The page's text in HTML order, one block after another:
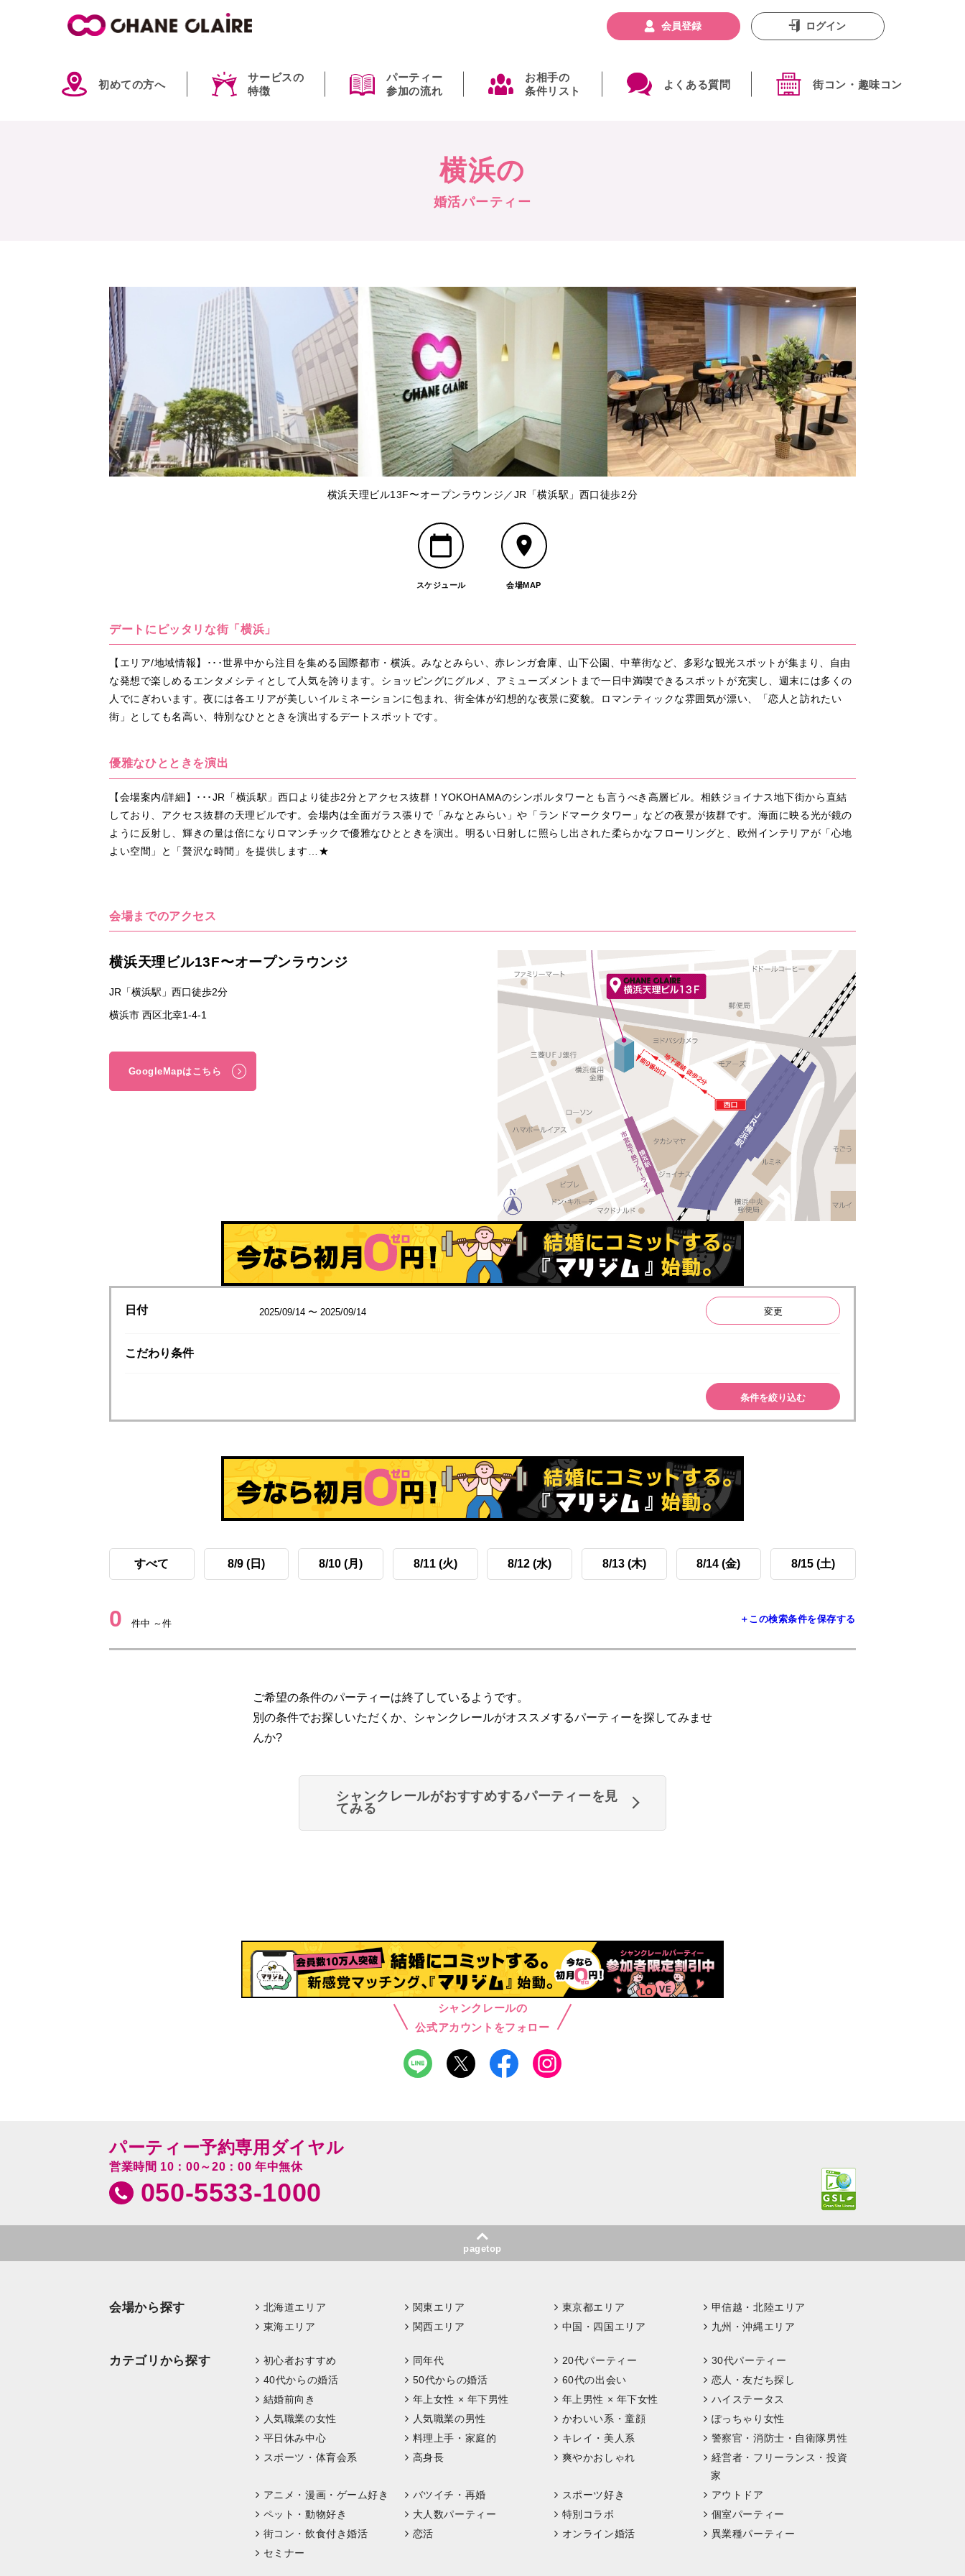
初めての方へ
サービスの
特徴
パーティー
参加の流れ
お相手の
条件リスト
よくある質問 街コン・趣味コン
会員登録 ログイン
横浜の
婚活パーティー
横浜天理ビル13F〜オープンラウンジ／JR「横浜駅」西口徒歩2分
スケジュール 会場MAP
デートにピッタリな街「横浜」
【エリア/地域情報】･･･世界中から注目を集める国際都市・横浜。みなとみらい、赤レンガ倉庫、山下公園、中華街など、多彩な観光スポットが集まり、自由
な発想で楽しめるエンタメシティとして人気を誇ります。ショッピングにグルメ、アミューズメントまで一日中満喫できるスポットが充実し、週末には多くの
人でにぎわいます。夜には各エリアが美しいイルミネーションに包まれ、街全体が幻想的な夜景に変貌。ロマンティックな雰囲気が漂い、「恋人と訪れたい
街」としても名高い、特別なひとときを演出するデートスポットです。
優雅なひとときを演出
【会場案内/詳細】･･･JR「横浜駅」西口より徒歩2分とアクセス抜群！YOKOHAMAのシンボルタワーとも言うべき高層ビル。相鉄ジョイナス地下街から直結
しており、アクセス抜群の天理ビルです。会場内は全面ガラス張りで「みなとみらい」や「ランドマークタワー」などの夜景が抜群です。海面に映る光が鏡の
ように反射し、輝きの量は倍になりロマンチックで優雅なひとときを演出。明るい日射しに照らし出された柔らかなフローリングと、欧州インテリアが「心地
よい空間」と「贅沢な時間」を提供します…★
会場までのアクセス
横浜天理ビル13F〜オープンラウンジ
JR「横浜駅」西口徒歩2分
横浜市 西区北幸1-4-1
GoogleMapはこちら
日付 2025/09/14 〜 2025/09/14 変更
こだわり条件
条件を絞り込む
すべて 8/9 (日) 8/10 (月) 8/11 (火) 8/12 (水) 8/13 (木) 8/14 (金) 8/15 (土)
0 件中 ～件 ＋この検索条件を保存する
ご希望の条件のパーティーは終了しているようです。
別の条件でお探しいただくか、シャンクレールがオススメするパーティーを探してみませ
んか?
シャンクレールがおすすめするパーティーを見
てみる
シャンクレールの
公式アカウントをフォロー
パーティー予約専用ダイヤル
営業時間 10：00～20：00 年中無休
050-5533-1000
pagetop
会場から探す 北海道エリア 関東エリア 東京都エリア
甲信越・北陸エリア
東海エリア
関西エリア 中国・四国エリア 九州・沖縄エリア
カテゴリから探す 初心者おすすめ 同年代 20代パーティー
30代パーティー
40代からの婚活
50代からの婚活 60代の出会い
恋人・友だち探し
結婚前向き
年上女性 × 年下男性 年上男性 × 年下女性
ハイステータス
人気職業の女性
人気職業の男性 かわいい系・童顔
ぽっちゃり女性
平日休み中心
料理上手・家庭的 キレイ・美人系
警察官・消防士・自衛隊男性
スポーツ・体育会系
高身長 爽やかおしゃれ
経営者・フリーランス・投資
家
アニメ・漫画・ゲーム好き
バツイチ・再婚 スポーツ好き
アウトドア
ペット・動物好き
大人数パーティー 特別コラボ
個室パーティー
街コン・飲食付き婚活
恋活 オンライン婚活
異業種パーティー
セミナー